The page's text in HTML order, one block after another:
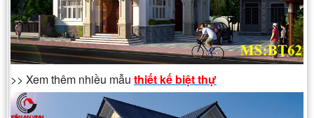
>> Xem thêm nhiều mẫu thiết kế biệt thự